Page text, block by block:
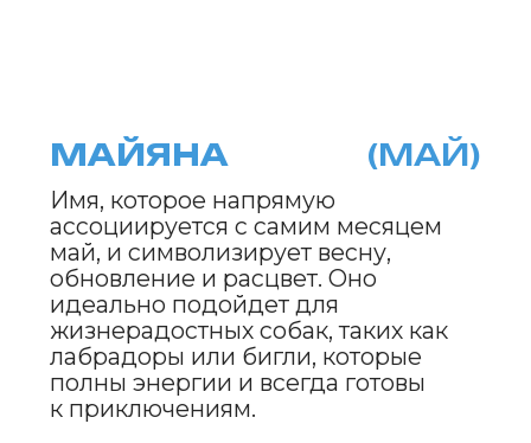
СИРЕНИЯ
Имя вдохновлено нежным
и чарующим ароматом сирени,
который наполняет воздух в мае. Сирения
идеально подойдет для элегантных и
ласковых собак,
таких как кокер-спаниели
или борзые, которые обладают
утонченностью и мягким
характером.
ЛЮПИНА (ЛЮПА)
Название, которое относится
к цветам люпинов, расцветающим